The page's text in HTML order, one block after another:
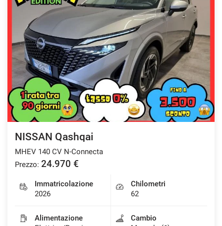
NISSAN Qashqai
MHEV 140 CV N-Connecta
Prezzo: 24.970 €
Immatricolazione
2026
Chilometri
62
Alimentazione
Cambio